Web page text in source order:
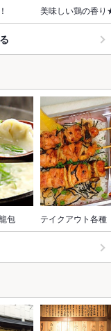
美味しい鶏の香
包 テイクアウト各種